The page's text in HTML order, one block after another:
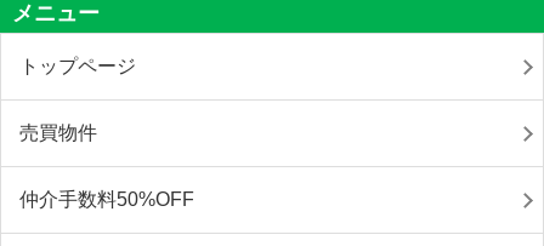
メニュー
トップページ
売買物件
仲介手数料50%OFF